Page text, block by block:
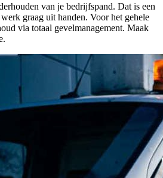
van je bedrijfspand. Dat is een
graag uit handen. Voor het gehele
via totaal gevelmanagement. Maak